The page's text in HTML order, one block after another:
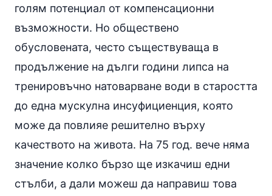
голям потенциал от компенсационни
възможности. Но обществено
обусловената, често съществуваща в
продължение на дълги години липса на
тренировъчно натоварване води в старостта
до една мускулна инсуфициенция, която
може да повлияе решително върху
качеството на живота. На 75 год. вече няма
значение колко бързо ще изкачиш едни
стълби, а дали можеш да направиш това